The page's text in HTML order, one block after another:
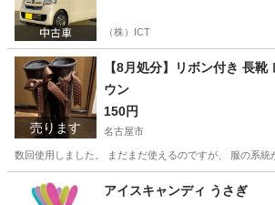
（株）ICT
売ります
【8月処分】リボン付き 長靴 レ
ウン
150円
名古屋市
数回使用しました。 まだまだ使えるのですが、 服の系
愛知 名古屋市 靴
アイスキャンディ うさぎ